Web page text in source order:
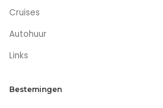
Cruises
Autohuur
Links
Bestemingen